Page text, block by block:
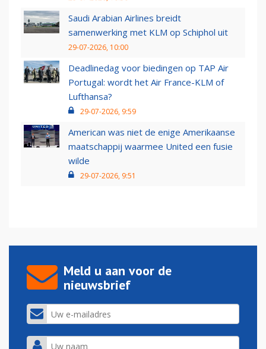
Saudi Arabian Airlines breidt
samenwerking met KLM op Schiphol uit
29-07-2026, 10:00
Deadlinedag voor biedingen op TAP Air
Portugal: wordt het Air France-KLM of
Lufthansa?
29-07-2026, 9:59
American was niet de enige Amerikaanse
maatschappij waarmee United een fusie
wilde
29-07-2026, 9:51
Meld u aan voor de
nieuwsbrief